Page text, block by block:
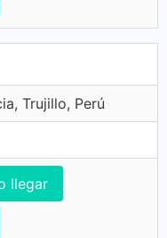
Trujillo, Perú
llegar